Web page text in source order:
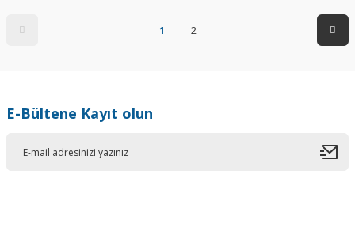
1 2
E-Bültene Kayıt olun